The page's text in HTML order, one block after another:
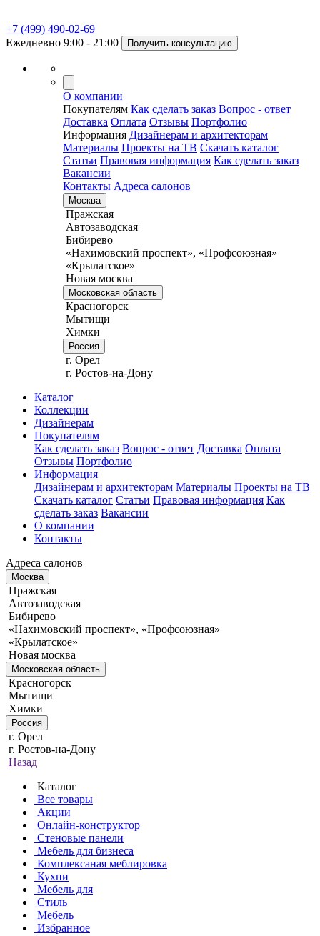
+7 (499) 490-02-69
Ежедневно 9:00 - 21:00
Получить консультацию
О компании
Покупателям Как сделать заказ Вопрос - ответ
Доставка Оплата Отзывы Портфолио
Информация Дизайнерам и архитекторам
Материалы Проекты на ТВ Скачать каталог
Статьи Правовая информация Как сделать заказ
Вакансии
Контакты Адреса салонов
Москва
Пражская
Автозаводская
Бибирево
«Нахимовский проспект», «Профсоюзная»
«Крылатское»
Новая москва
Московская область
Красногорск
Мытищи
Химки
Россия
г. Орел
г. Ростов-на-Дону
Каталог
Коллекции
Дизайнерам
Покупателям
Как сделать заказ Вопрос - ответ Доставка Оплата
Отзывы Портфолио
Информация
Дизайнерам и архитекторам Материалы Проекты на ТВ
Скачать каталог Статьи Правовая информация Как
сделать заказ Вакансии
О компании
Контакты
Адреса салонов
Москва
Пражская
Автозаводская
Бибирево
«Нахимовский проспект», «Профсоюзная»
«Крылатское»
Новая москва
Московская область
Красногорск
Мытищи
Химки
Россия
г. Орел
г. Ростов-на-Дону
Назад
Каталог
Все товары
Акции
Онлайн-конструктор
Стеновые панели
Мебель для бизнеса
Комплексаная меблировка
Кухни
Мебель для
Стиль
Мебель
Избранное